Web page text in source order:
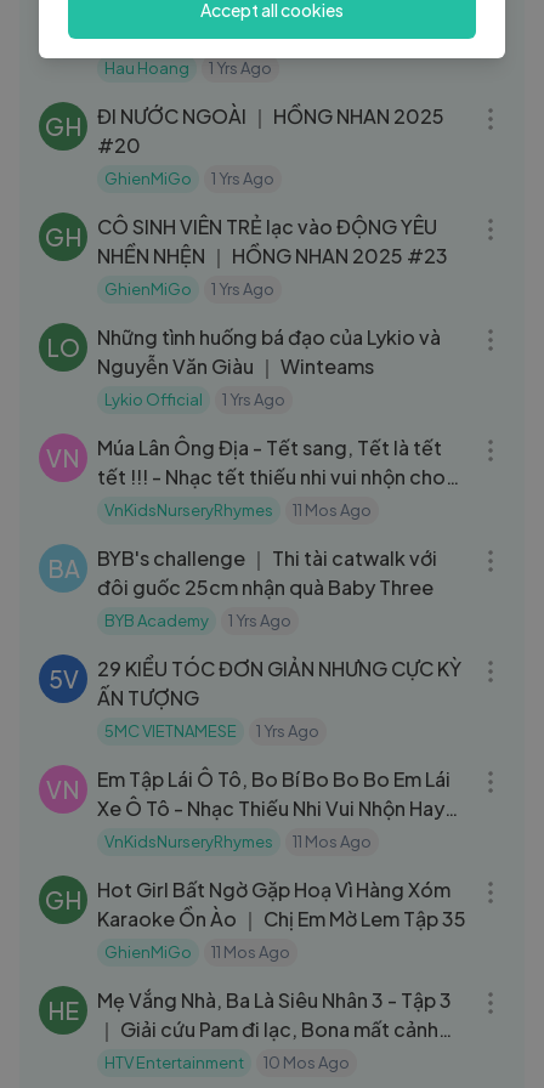
[Chuyến đi có Hậu] - Nhật kí Điện Biên
2023 #4
Hau Hoang 1 Yrs Ago
GH
ĐI NƯỚC NGOÀI ｜ HỒNG NHAN 2025
#20
GhienMiGo 1 Yrs Ago
GH
CÔ SINH VIÊN TRẺ lạc vào ĐỘNG YÊU
NHỀN NHỆN ｜ HỒNG NHAN 2025 #23
GhienMiGo 1 Yrs Ago
LO
Những tình huống bá đạo của Lykio và
Nguyễn Văn Giàu ｜ Winteams
Lykio Official 1 Yrs Ago
VN
Múa Lân Ông Địa - Tết sang, Tết là tết
tết !!! - Nhạc tết thiếu nhi vui nhộn cho
bé
VnKidsNurseryRhymes 11 Mos Ago
BA
BYB's challenge ｜ Thi tài catwalk với
đôi guốc 25cm nhận quà Baby Three
BYB Academy 1 Yrs Ago
5V
29 KIỂU TÓC ĐƠN GIẢN NHƯNG CỰC KỲ
ẤN TƯỢNG
5MC VIETNAMESE 1 Yrs Ago
VN
Em Tập Lái Ô Tô, Bo Bí Bo Bo Bo Em Lái
Xe Ô Tô - Nhạc Thiếu Nhi Vui Nhộn Hay
Nhất
VnKidsNurseryRhymes 11 Mos Ago
GH
Hot Girl Bất Ngờ Gặp Hoạ Vì Hàng Xóm
Karaoke Ồn Ào ｜ Chị Em Mờ Lem Tập 35
GhienMiGo 11 Mos Ago
HE
Mẹ Vắng Nhà, Ba Là Siêu Nhân 3 - Tập 3
｜ Giải cứu Pam đi lạc, Bona mất cảnh
giác (31⧸3⧸2024)
HTV Entertainment 10 Mos Ago
Accept all cookies